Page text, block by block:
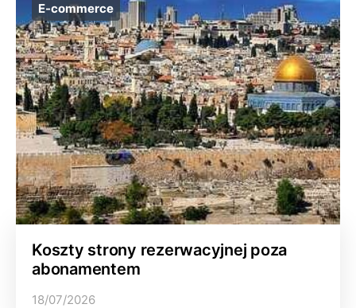
E-commerce
Koszty strony rezerwacyjnej poza
abonamentem
18/07/2026